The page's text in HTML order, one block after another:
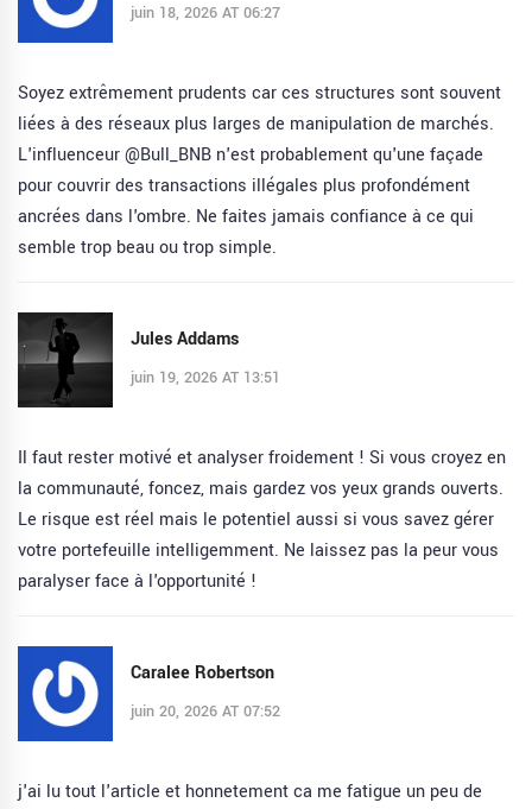
juin 18, 2026 AT 06:27
Soyez extrêmement prudents car ces structures sont souvent
liées à des réseaux plus larges de manipulation de marchés.
L'influenceur @Bull_BNB n'est probablement qu'une façade
pour couvrir des transactions illégales plus profondément
ancrées dans l'ombre. Ne faites jamais confiance à ce qui
semble trop beau ou trop simple.
Jules Addams
juin 19, 2026 AT 13:51
Il faut rester motivé et analyser froidement ! Si vous croyez en
la communauté, foncez, mais gardez vos yeux grands ouverts.
Le risque est réel mais le potentiel aussi si vous savez gérer
votre portefeuille intelligemment. Ne laissez pas la peur vous
paralyser face à l'opportunité !
Caralee Robertson
juin 20, 2026 AT 07:52
j'ai lu tout l'article et honnetement ca me fatigue un peu de